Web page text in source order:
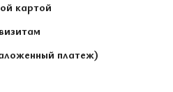
картой
платеж)